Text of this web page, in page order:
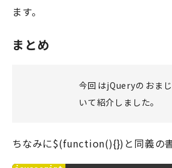
ます。
まとめ
今回はjQueryのおま
いて紹介しました。
ちなみに$(function(){})と同義の書